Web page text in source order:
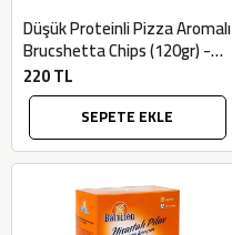
Düşük Proteinli Pizza Aromalı
Brucshetta Chips (120gr) -
Mayalı Hane
220 TL
SEPETE EKLE